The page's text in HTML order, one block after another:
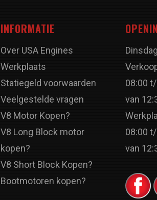
INFORMATIE
Over USA Engines
Werkplaats
Statiegeld voorwaarden
Veelgestelde vragen
V8 Motor Kopen?
V8 Long Block motor
kopen?
V8 Short Block Kopen?
Bootmotoren kopen?
08:00
van
08:00
van